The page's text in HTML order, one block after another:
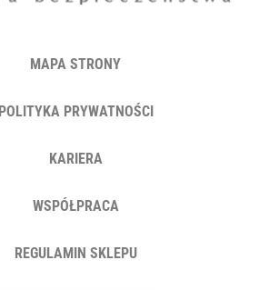
MAPA STRONY
POLITYKA PRYWATNOŚCI
KARIERA
WSPÓŁPRACA
REGULAMIN SKLEPU